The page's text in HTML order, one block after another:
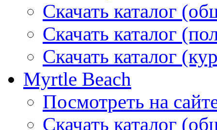
Скачать каталог
Скачать каталог
Скачать каталог
Myrtle Beach
Посмотреть на
Скачать каталог